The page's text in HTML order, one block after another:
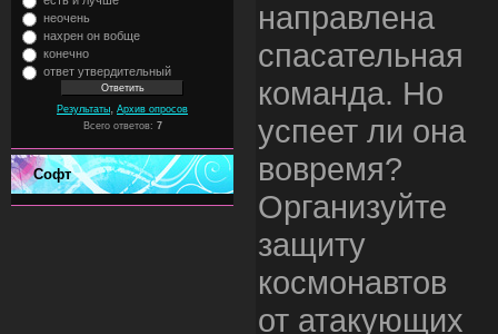
неочень
нахрен он вобще
конечно
ответ утвердительный
Результаты Архив опросов
Всего ответов: 7
Софт
направлена
спасательная
команда. Но
успеет ли она
вовремя?
Организуйте
защиту
космонавтов
от атакующих